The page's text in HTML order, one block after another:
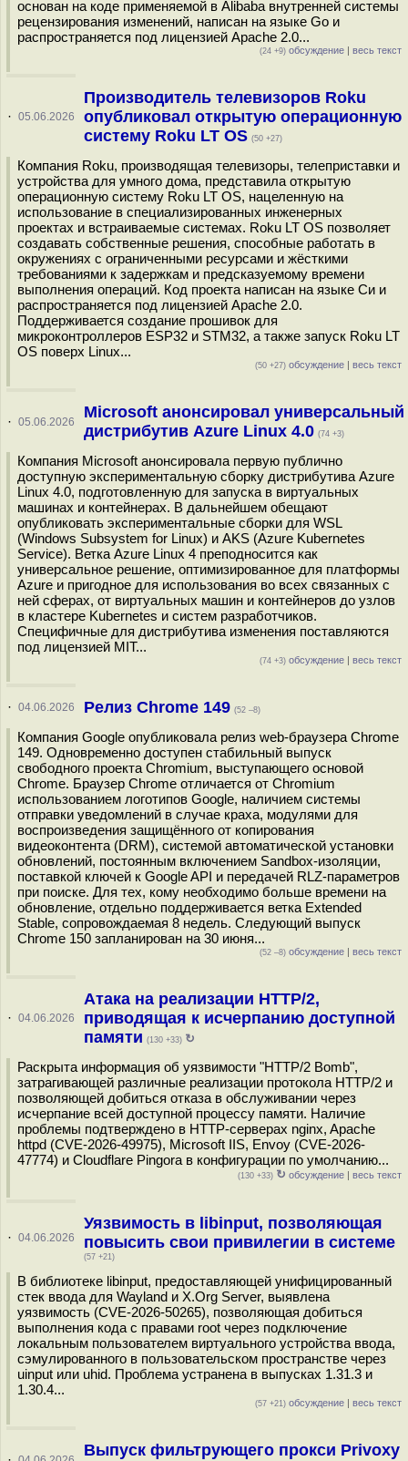
основан на коде применяемой в Alibaba внутренней системы
рецензирования изменений, написан на языке Go и
распространяется под лицензией Apache 2.0...
(24 +9) обсуждение | весь текст
· 05.06.2026
Производитель телевизоров Roku
опубликовал открытую операционную
систему Roku LT OS (50 +27)
Компания Roku, производящая телевизоры, телеприставки и
устройства для умного дома, представила открытую
операционную систему Roku LT OS, нацеленную на
использование в специализированных инженерных
проектах и встраиваемые системах. Roku LT OS позволяет
создавать собственные решения, способные работать в
окружениях с ограниченными ресурсами и жёсткими
требованиями к задержкам и предсказуемому времени
выполнения операций. Код проекта написан на языке Си и
распространяется под лицензией Apache 2.0.
Поддерживается создание прошивок для
микроконтроллеров ESP32 и STM32, а также запуск Roku LT
OS поверх Linux...
(50 +27) обсуждение | весь текст
· 05.06.2026
Microsoft анонсировал универсальный
дистрибутив Azure Linux 4.0 (74 +3)
Компания Microsoft анонсировала первую публично
доступную экспериментальную сборку дистрибутива Azure
Linux 4.0, подготовленную для запуска в виртуальных
машинах и контейнерах. В дальнейшем обещают
опубликовать экспериментальные сборки для WSL
(Windows Subsystem for Linux) и AKS (Azure Kubernetes
Service). Ветка Azure Linux 4 преподносится как
универсальное решение, оптимизированное для платформы
Azure и пригодное для использования во всех связанных с
ней сферах, от виртуальных машин и контейнеров до узлов
в кластере Kubernetes и систем разработчиков.
Специфичные для дистрибутива изменения поставляются
под лицензией MIT...
(74 +3) обсуждение | весь текст
· 04.06.2026 Релиз Chrome 149 (52 –8)
Компания Google опубликовала релиз web-браузера Chrome
149. Одновременно доступен стабильный выпуск
свободного проекта Chromium, выступающего основой
Chrome. Браузер Chrome отличается от Chromium
использованием логотипов Google, наличием системы
отправки уведомлений в случае краха, модулями для
воспроизведения защищённого от копирования
видеоконтента (DRM), системой автоматической установки
обновлений, постоянным включением Sandbox-изоляции,
поставкой ключей к Google API и передачей RLZ-параметров
при поиске. Для тех, кому необходимо больше времени на
обновление, отдельно поддерживается ветка Extended
Stable, сопровождаемая 8 недель. Следующий выпуск
Chrome 150 запланирован на 30 июня...
(52 –8) обсуждение | весь текст
· 04.06.2026
Атака на реализации HTTP/2,
приводящая к исчерпанию доступной
памяти (130 +33) ↻
Раскрыта информация об уязвимости "HTTP/2 Bomb",
затрагивающей различные реализации протокола HTTP/2 и
позволяющей добиться отказа в обслуживании через
исчерпание всей доступной процессу памяти. Наличие
проблемы подтверждено в HTTP-серверах nginx, Apache
httpd (CVE-2026-49975), Microsoft IIS, Envoy (CVE-2026-
47774) и Cloudflare Pingora в конфигурации по умолчанию...
(130 +33) ↻ обсуждение | весь текст
· 04.06.2026
Уязвимость в libinput, позволяющая
повысить свои привилегии в системе
(57 +21)
В библиотеке libinput, предоставляющей унифицированный
стек ввода для Wayland и X.Org Server, выявлена
уязвимость (CVE-2026-50265), позволяющая добиться
выполнения кода с правами root через подключение
локальным пользователем виртуального устройства ввода,
сэмулированного в пользовательском пространстве через
uinput или uhid. Проблема устранена в выпусках 1.31.3 и
1.30.4...
(57 +21) обсуждение | весь текст
Выпуск фильтрующего прокси Privoxy